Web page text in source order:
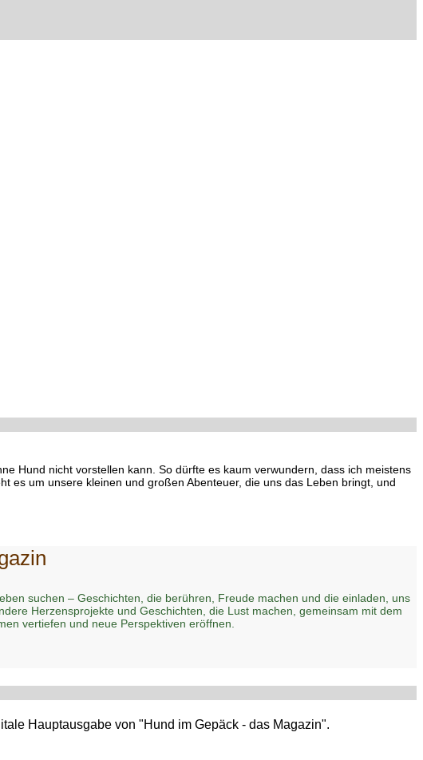
Hund nicht vorstellen kann. So dürfte es kaum verwundern, dass ich meistens
es um unsere kleinen und großen Abenteuer, die uns das Leben bringt, und
suchen – Geschichten, die berühren, Freude machen und die einladen, uns
Herzensprojekte und Geschichten, die Lust machen, gemeinsam mit dem
vertiefen und neue Perspektiven eröffnen.
Hauptausgabe von "Hund im Gepäck - das Magazin".